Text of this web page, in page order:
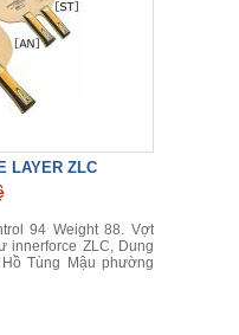
LAYER ZLC
94 Weight 88. Vợt
innerforce ZLC, Dung
Tùng Mậu phường